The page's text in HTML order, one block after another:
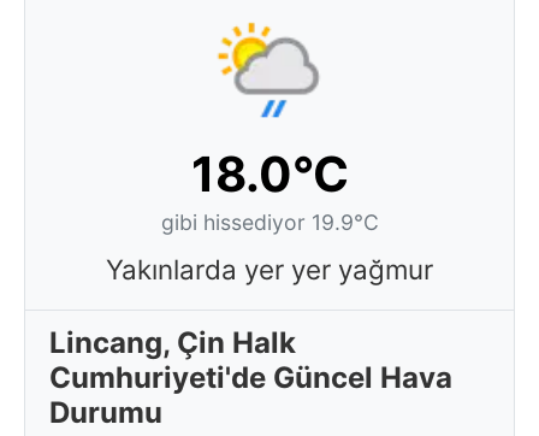
18.0°C
gibi hissediyor 19.9°C
Yakınlarda yer yer yağmur
Lincang, Çin Halk
Cumhuriyeti'de Güncel Hava
Durumu